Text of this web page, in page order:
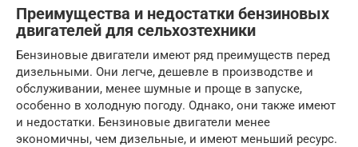
Преимущества и недостатки бензиновых
двигателей для сельхозтехники
Бензиновые двигатели имеют ряд преимуществ перед
дизельными. Они легче, дешевле в производстве и
обслуживании, менее шумные и проще в запуске,
особенно в холодную погоду. Однако, они также имеют
и недостатки. Бензиновые двигатели менее
экономичны, чем дизельные, и имеют меньший ресурс.